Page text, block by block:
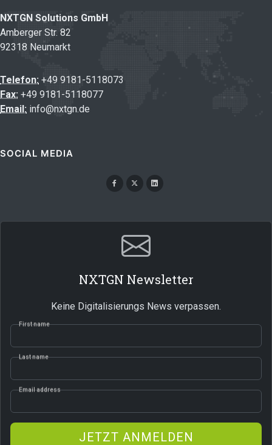
NXTGN Solutions GmbH
Amberger Str. 82
92318 Neumarkt
Telefon: +49 9181-5118073
Fax: +49 9181-5118077
Email: info@nxtgn.de
SOCIAL MEDIA
NXTGN Newsletter
Keine Digitalisierungs News verpassen.
First name
Last name
Email address
JETZT ANMELDEN